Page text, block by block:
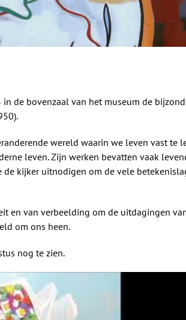
de bovenzaal van het museum de
wereld waarin we leven vast te
leven. Zijn werken bevatten vaak
kijker uitnodigen om de vele
en van verbeelding om de uitdagingen
om ons heen.
nog te zien.